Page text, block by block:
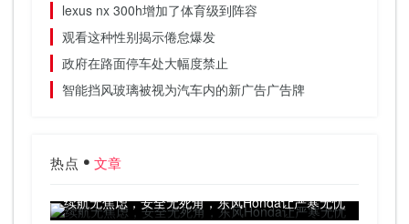
lexus nx 300h增加了体育级到阵容
观看这种性别揭示倦怠爆发
政府在路面停车处大幅度禁止
智能挡风玻璃被视为汽车内的新广告广告牌
热点 文章
续航无焦虑，安全无死角，东风Honda让严寒无忧